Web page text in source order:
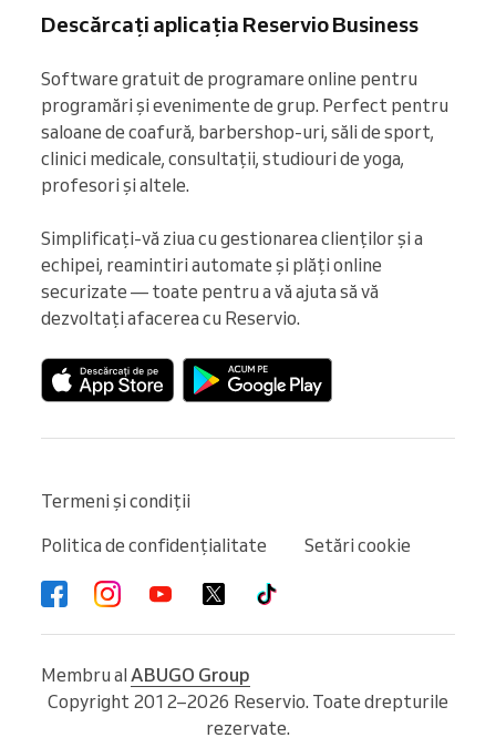
Descărcați aplicația Reservio Business
Software gratuit de programare online pentru
programări și evenimente de grup. Perfect pentru
saloane de coafură, barbershop-uri, săli de sport,
clinici medicale, consultații, studiouri de yoga,
profesori și altele.
Simplificați-vă ziua cu gestionarea clienților și a
echipei, reamintiri automate și plăți online
securizate — toate pentru a vă ajuta să vă
dezvoltați afacerea cu Reservio.
Termeni și condiții
Politica de confidențialitate
Setări cookie
Membru al ABUGO Group
Copyright 2012–2026 Reservio. Toate drepturile
rezervate.